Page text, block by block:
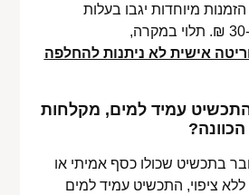
הזמנות מיוחדות יגבו בעלות
אישית לא ניתנות להחלפה
עמיד למים, מקלחות
בתכשיט שכולו כסף אמיתי או
ללא ציפוי, התכשיט עמיד למים